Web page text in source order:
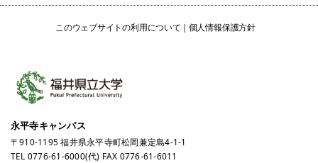
このウェブサイトの利用について 個人情報保護方針
永平寺キャンパス
〒910-1195 福井県永平寺町松岡兼定島4-1-1
TEL 0776-61-6000(代) FAX 0776-61-6011